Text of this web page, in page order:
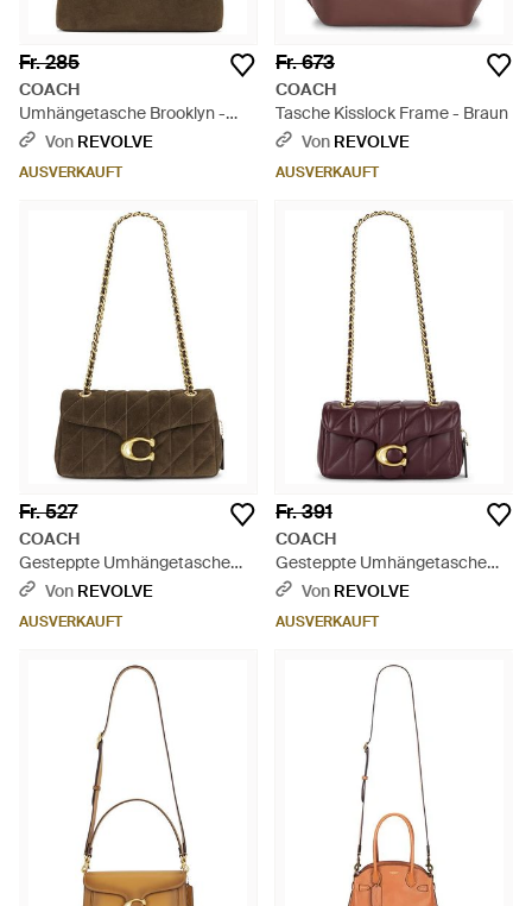
Fr. 285
COACH
Umhängetasche Brooklyn -
Braun
Von REVOLVE
AUSVERKAUFT
Fr. 673
COACH
Tasche Kisslock Frame - Braun
Von REVOLVE
AUSVERKAUFT
Fr. 527
COACH
Gesteppte Umhängetasche
Tabby - Grün
Von REVOLVE
AUSVERKAUFT
Fr. 391
COACH
Gesteppte Umhängetasche
Tabby - Weiß
Von REVOLVE
AUSVERKAUFT